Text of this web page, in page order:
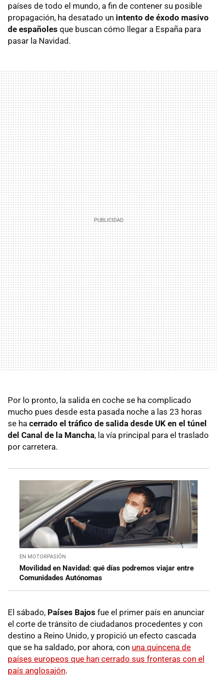
países de todo el mundo, a fin de contener su posible
propagación, ha desatado un intento de éxodo masivo
de españoles que buscan cómo llegar a España para
pasar la Navidad.
Por lo pronto, la salida en coche se ha complicado
mucho pues desde esta pasada noche a las 23 horas
se ha cerrado el tráfico de salida desde UK en el túnel
del Canal de la Mancha, la vía principal para el traslado
por carretera.
EN MOTORPASIÓN
Movilidad en Navidad: qué días podremos viajar entre
Comunidades Autónomas
El sábado, Países Bajos fue el primer país en anunciar
el corte de tránsito de ciudadanos procedentes y con
destino a Reino Unido, y propició un efecto cascada
que se ha saldado, por ahora, con una quincena de
países europeos que han cerrado sus fronteras con el
país anglosajón.